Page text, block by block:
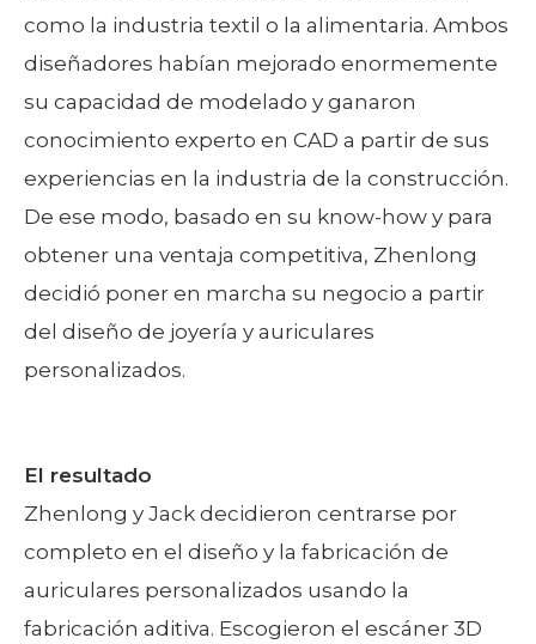
como la industria textil o la alimentaria. Ambos
diseñadores habían mejorado enormemente
su capacidad de modelado y ganaron
conocimiento experto en CAD a partir de sus
experiencias en la industria de la construcción.
De ese modo, basado en su know-how y para
obtener una ventaja competitiva, Zhenlong
decidió poner en marcha su negocio a partir
del diseño de joyería y auriculares
personalizados.
El resultado
Zhenlong y Jack decidieron centrarse por
completo en el diseño y la fabricación de
auriculares personalizados usando la
fabricación aditiva. Escogieron el escáner 3D